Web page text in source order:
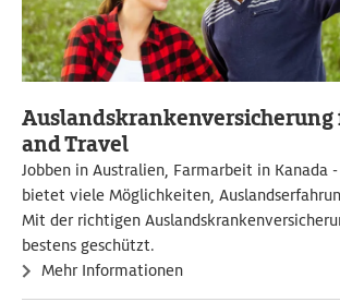
Auslandskrankenversicherung
and Travel
Jobben in Australien, Farmarbeit in Kanada
bietet viele Möglichkeiten,
Mit der richtigen
bestens geschützt.
Mehr Informationen